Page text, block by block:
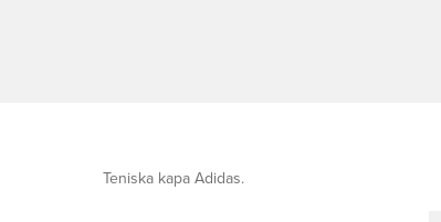
Teniska kapa Adidas.